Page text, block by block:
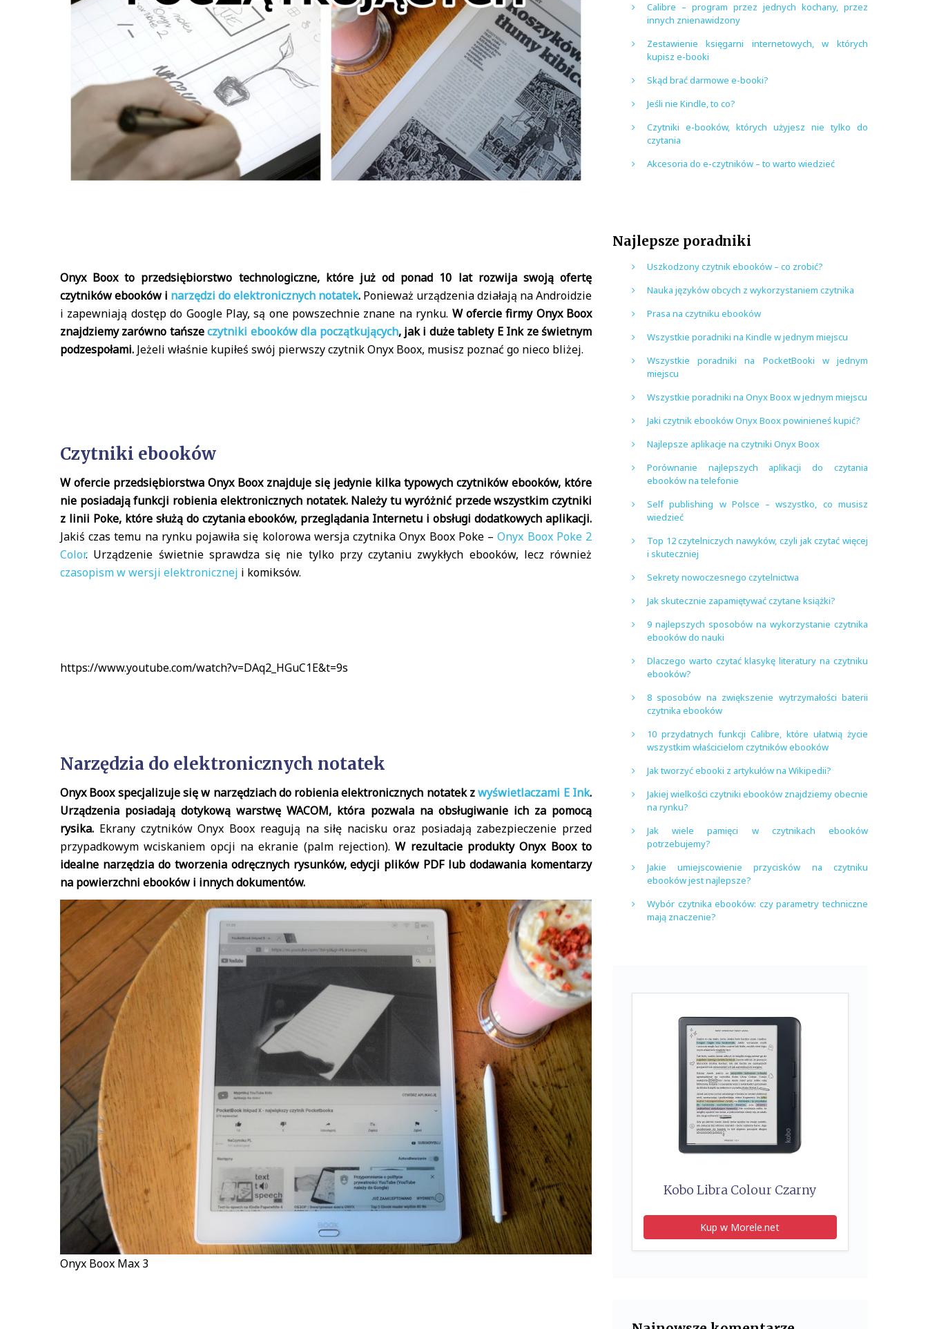
Onyx Boox to przedsiębiorstwo technologiczne, które już od ponad 10 lat rozwija swoją ofertę
czytników ebooków i narzędzi do elektronicznych notatek. Ponieważ urządzenia działają na Androidzie
i zapewniają dostęp do Google Play, są one powszechnie znane na rynku. W ofercie firmy Onyx Boox
znajdziemy zarówno tańszeczytniki ebooków dla początkujących, jak i duże tablety E Ink ze świetnym
podzespołami. Jeżeli właśnie kupiłeś swój pierwszy czytnik Onyx Boox, musisz poznać go nieco bliżej.
Czytniki ebooków
W ofercie przedsiębiorstwa Onyx Boox znajduje się jedynie kilka typowych czytników ebooków, które
nie posiadają funkcji robienia elektronicznych notatek. Należy tu wyróżnić przede wszystkim czytniki
z linii Poke, które służą do czytania ebooków, przeglądania Internetu i obsługi dodatkowych aplikacji.
Jakiś czas temu na rynku pojawiła się kolorowa wersja czytnika Onyx Boox Poke –Onyx Boox Poke 2
Color. Urządzenie świetnie sprawdza się nie tylko przy czytaniu zwykłych ebooków, lecz również
czasopism w wersji elektronicznej i komiksów.
https://www.youtube.com/watch?v=DAq2_HGuC1E&t=9s
Narzędzia do elektronicznych notatek
Onyx Boox specjalizuje się w narzędziach do robienia elektronicznych notatek zwyświetlaczami E Ink.
Urządzenia posiadają dotykową warstwę WACOM, która pozwala na obsługiwanie ich za pomocą
rysika. Ekrany czytników Onyx Boox reagują na siłę nacisku oraz posiadają zabezpieczenie przed
przypadkowym wciskaniem opcji na ekranie (palm rejection).W rezultacie produkty Onyx Boox to
idealne narzędzia do tworzenia odręcznych rysunków, edycji plików PDF lub dodawania komentarzy
na powierzchni ebooków i innych dokumentów.
Onyx Boox Max 3
Calibre – program przez jednych kochany, przez
innych znienawidzony
Zestawienie księgarni internetowych, w których
kupisz e-booki
Skąd brać darmowe e-booki?
Jeśli nie Kindle, to co?
Czytniki e-booków, których użyjesz nie tylko do
czytania
Akcesoria do e-czytników – to warto wiedzieć
Najlepsze poradniki
Uszkodzony czytnik ebooków – co zrobić?
Nauka języków obcych z wykorzystaniem czytnika
Prasa na czytniku ebooków
Wszystkie poradniki na Kindle w jednym miejscu
Wszystkie poradniki na PocketBooki w jednym
miejscu
Wszystkie poradniki na Onyx Boox w jednym miejscu
Jaki czytnik ebooków Onyx Boox powinieneś kupić?
Najlepsze aplikacje na czytniki Onyx Boox
Porównanie najlepszych aplikacji do czytania
ebooków na telefonie
Self publishing w Polsce – wszystko, co musisz
wiedzieć
Top 12 czytelniczych nawyków, czyli jak czytać więcej
i skuteczniej
Sekrety nowoczesnego czytelnictwa
Jak skutecznie zapamiętywać czytane książki?
9 najlepszych sposobów na wykorzystanie czytnika
ebooków do nauki
Dlaczego warto czytać klasykę literatury na czytniku
ebooków?
8 sposobów na zwiększenie wytrzymałości baterii
czytnika ebooków
10 przydatnych funkcji Calibre, które ułatwią życie
wszystkim właścicielom czytników ebooków
Jak tworzyć ebooki z artykułów na Wikipedii?
Jakiej wielkości czytniki ebooków znajdziemy obecnie
na rynku?
Jak wiele pamięci w czytnikach ebooków
potrzebujemy?
Jakie umiejscowienie przycisków na czytniku
ebooków jest najlepsze?
Wybór czytnika ebooków: czy parametry techniczne
mają znaczenie?
Kobo Libra Colour Czarny
Kup w Morele.net